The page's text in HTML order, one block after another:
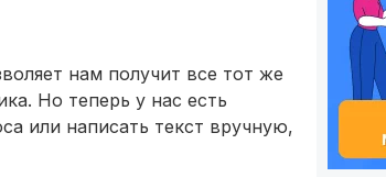
нам получит все тот же
Но теперь у нас есть
или написать текст вручную,